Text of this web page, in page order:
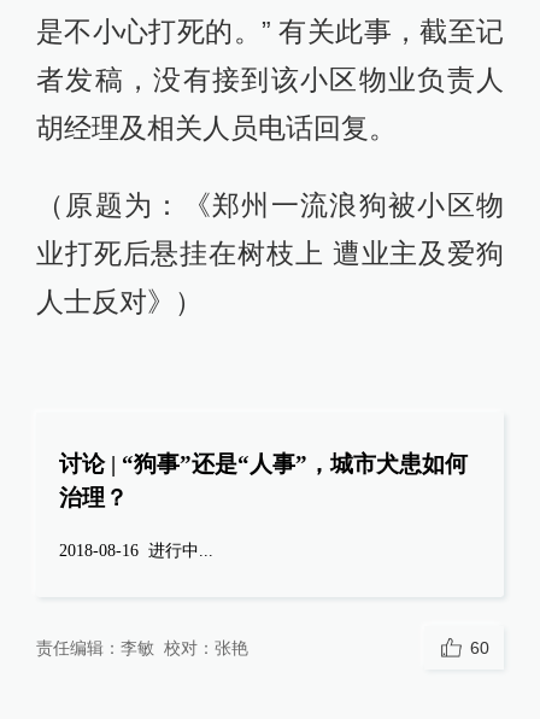
是不小心打死的。” 有关此事，截至记
者发稿，没有接到该小区物业负责人
胡经理及相关人员电话回复。
（原题为：《郑州一流浪狗被小区物
业打死后悬挂在树枝上 遭业主及爱狗
人士反对》）
讨论 | “狗事”还是“人事”，城市犬患如何
治理？
2018-08-16 进行中...
责任编辑： 李敏 校对： 张艳 60